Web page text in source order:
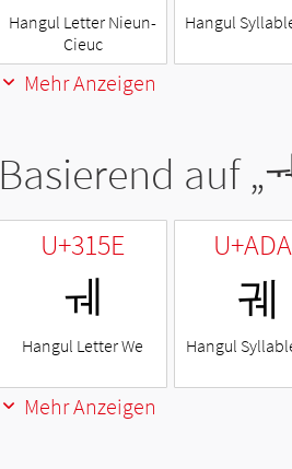
Hangul Letter Nieun-
Cieuc
Hangul
Mehr Anzeigen
Basierend auf „
U+315E
ㅞ
Hangul Letter We
궤
Hangul
Mehr Anzeigen